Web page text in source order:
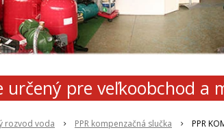
určený pre veľkoobchod a
rozvod voda PPR kompenzačná slučka PPR